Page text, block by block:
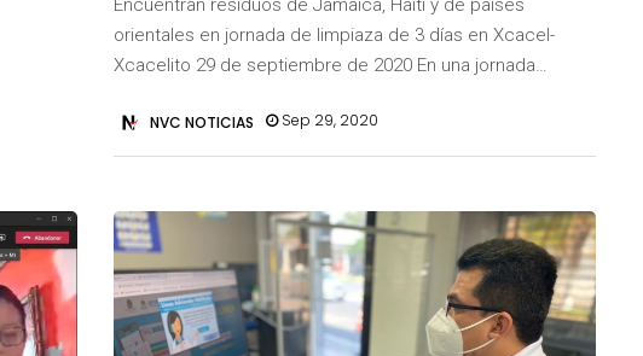
Encuentran residuos de Jamaica, Haití y de países
orientales en jornada de limpiaza de 3 días en Xcacel-
Xcacelito 29 de septiembre de 2020 En una jornada…
NVC NOTICIAS Sep 29, 2020